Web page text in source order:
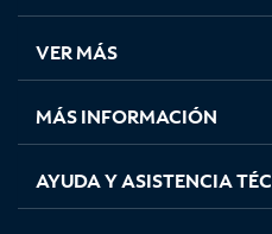
en
pestaña
nueva
en
pestaña
nueva
en
pestaña
nueva
en
nueva
VER MÁS
MÁS INFORMACIÓN
AYUDA Y ASISTENCIA